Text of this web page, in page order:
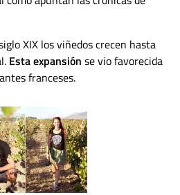
XIX los viñedos crecen hasta
Esta expansión se vio favorecida
franceses.